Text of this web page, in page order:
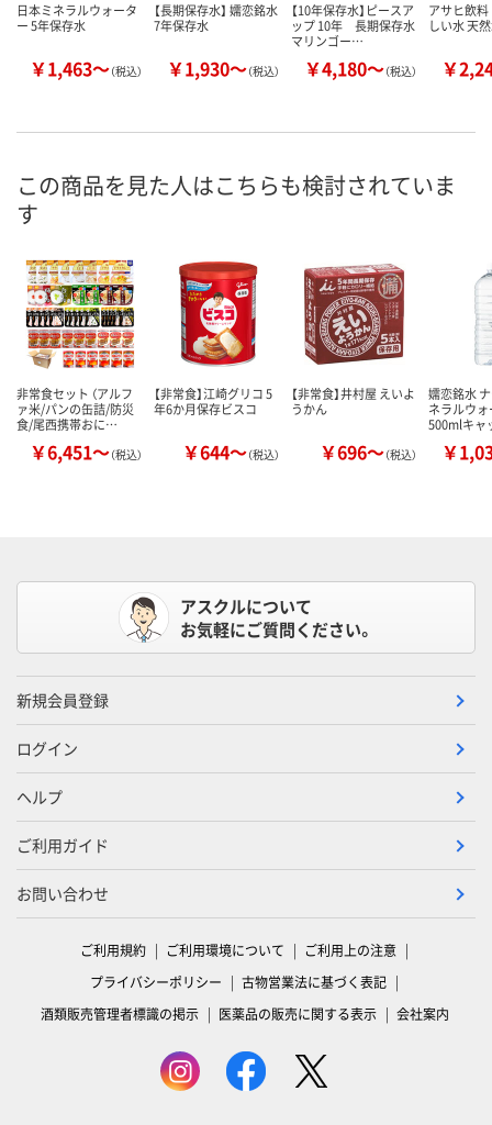
日本ミネラルウォータ
ー 5年保存水
￥1,463～（税込）
【長期保存水】 嬬恋銘水
7年保存水
￥1,930～（税込）
【10年保存水】ピースア
ップ 10年 長期保存水
マリンゴー…
￥4,180～（税込）
アサヒ飲
しい水 天
￥
この商品を見た人はこちらも検討されていま
す
非常食セット （アルフ
ァ米/パンの缶詰/防災
食/尾西携帯おに…
￥6,451～（税込）
【非常食】江崎グリコ 5
年6か月保存ビスコ
￥644～（税込）
【非常食】井村屋 えいよ
うかん
￥696～（税込）
嬬恋銘水
ネラルウ
500mlキ
￥
アスクルについて
お気軽にご質問ください。
新規会員登録
ログイン
ヘルプ
ご利用ガイド
お問い合わせ
ご利用規約 ご利用環境について
ご利用上の注意
プライバシーポリシー
古物営業法に基づく表記
酒類販売管理者標識の掲示
医薬品の販売に関する表示 会社案内